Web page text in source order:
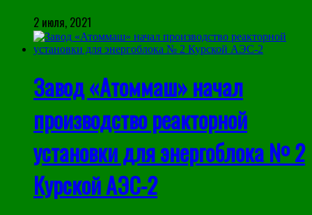
2 июля, 2021
Завод «Атоммаш» начал
производство реакторной
установки для энергоблока № 2
Курской АЭС-2